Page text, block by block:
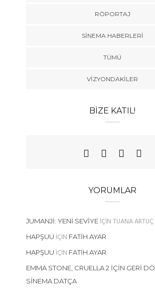
RÖPORTAJ
SINEMA HABERLERI
TÜMÜ
VIZYONDAKILER
BIZE KATIL!
YORUMLAR
JUMANJI: YENI SEVIYEIÇINTUANA ARTUÇ
HAPŞUU IÇIN FATIH AYAR
HAPŞUU IÇIN FATIH AYAR
EMMA STONE, CRUELLA 2 İÇIN GERI
SINEMA DATÇA